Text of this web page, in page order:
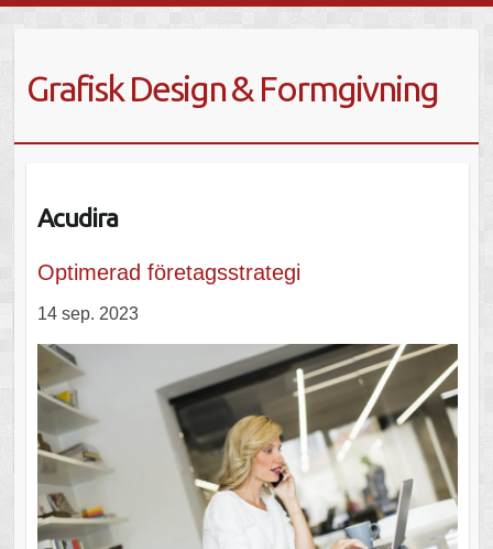
Grafisk Design & Formgivning
Acudira
Optimerad företagsstrategi
14 sep. 2023